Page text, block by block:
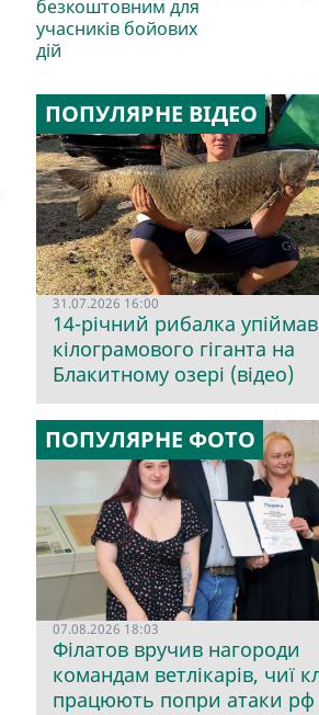
безкоштовним для
учасників бойових
дій
ПОПУЛЯРНЕ ВІДЕО
31.07.2026 16:00
14-річний рибалка
кілограмового гіганта на
Блакитному озері (відео)
ПОПУЛЯРНЕ ФОТО
07.08.2026 18:03
Філатов вручив нагороди
командам ветлікарів, чиї
працюють попри атаки рф